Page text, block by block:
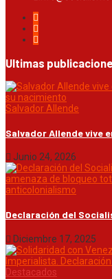
Ultimas
Salvador Allende
Salvador Allende vive
Junio 24, 2026
anticolonialismo
Declaración del
Diciembre 17, 2025
Destacados